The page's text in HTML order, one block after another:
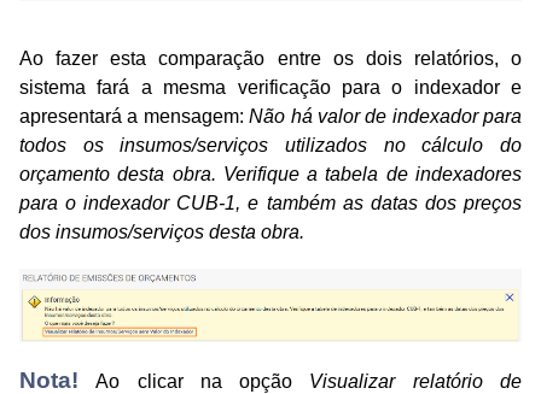
Ao fazer esta comparação entre os dois relatórios, o
sistema fará a mesma verificação para o indexador e
apresentará a mensagem: Não há valor de indexador para
todos os insumos/serviços utilizados no cálculo do
orçamento desta obra. Verifique a tabela de indexadores
para o indexador CUB-1, e também as datas dos preços
dos insumos/serviços desta obra.
Nota! Ao clicar na opção Visualizar relatório de